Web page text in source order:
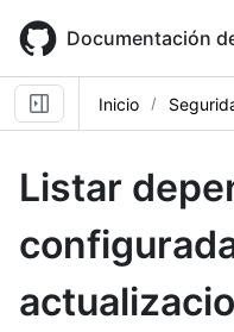
main
content
Documentación
Inicio
Listar